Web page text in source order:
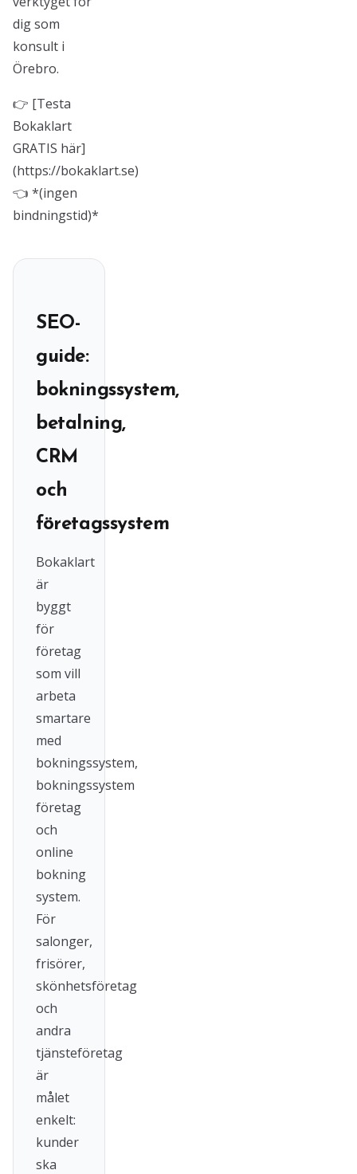
dig som
konsult i
Örebro.
👉 [Testa
Bokaklart
GRATIS här]
(https://bokaklart.se)
👈 *(ingen
bindningstid)*
SEO-
guide:
bokningssystem,
betalning,
CRM
och
företagssystem
Bokaklart
är
byggt
för
företag
som vill
arbeta
smartare
med
bokningssystem,
bokningssystem
företag
och
online
bokning
system.
För
salonger,
frisörer,
skönhetsföretag
och
andra
tjänsteföretag
är
målet
enkelt:
kunder
ska